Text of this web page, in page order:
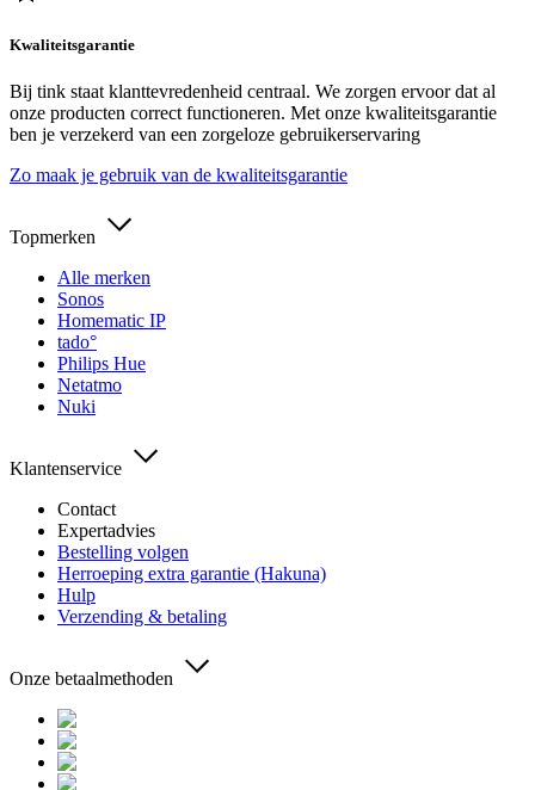
Kwaliteitsgarantie
Bij tink staat klanttevredenheid centraal. We zorgen ervoor dat al
onze producten correct functioneren. Met onze kwaliteitsgarantie
ben je verzekerd van een zorgeloze gebruikerservaring
Zo maak je gebruik van de kwaliteitsgarantie
Topmerken
Alle merken
Sonos
Homematic IP
tado°
Philips Hue
Netatmo
Nuki
Klantenservice
Contact
Expertadvies
Bestelling volgen
Herroeping extra garantie (Hakuna)
Hulp
Verzending & betaling
Onze betaalmethoden